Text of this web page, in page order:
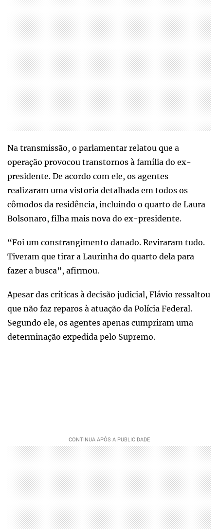
Na transmissão, o parlamentar relatou que a
operação provocou transtornos à família do ex-
presidente. De acordo com ele, os agentes
realizaram uma vistoria detalhada em todos os
cômodos da residência, incluindo o quarto de Laura
Bolsonaro, filha mais nova do ex-presidente.
“Foi um constrangimento danado. Reviraram tudo.
Tiveram que tirar a Laurinha do quarto dela para
fazer a busca”, afirmou.
Apesar das críticas à decisão judicial, Flávio ressaltou
que não faz reparos à atuação da Polícia Federal.
Segundo ele, os agentes apenas cumpriram uma
determinação expedida pelo Supremo.